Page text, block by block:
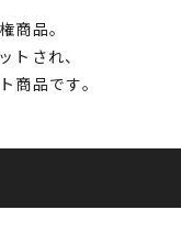
商品。
トされ、
商品です。